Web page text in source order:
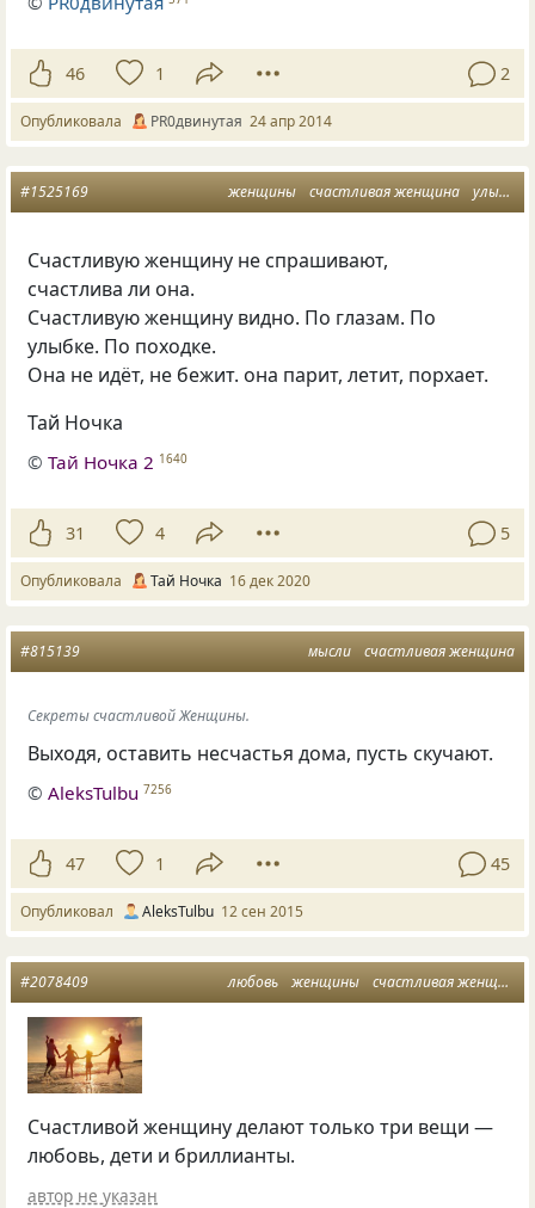
46 1 2
Опубликовала PR0двинутая 24 апр 2014
женщины счастливая женщина улыбка
#1525169
Счастливую женщину не спрашивают,
счастлива ли она.
Счастливую женщину видно. По глазам. По
улыбке. По походке.
Она не идёт, не бежит. она парит, летит, порхает.
Тай Ночка
©Тай Ночка 2 1640
31 4 5
Опубликовала Тай Ночка 16 дек 2020
мысли счастливая женщина
#815139
Секреты счастливой Женщины.
Выходя, оставить несчастья дома, пусть скучают.
©AleksTulbu 7256
47 1 45
Опубликовал AleksTulbu 12 сен 2015
любовь женщины счастливая женщина
#2078409
Счастливой женщину делают только три вещи —
любовь, дети и бриллианты.
автор не указан